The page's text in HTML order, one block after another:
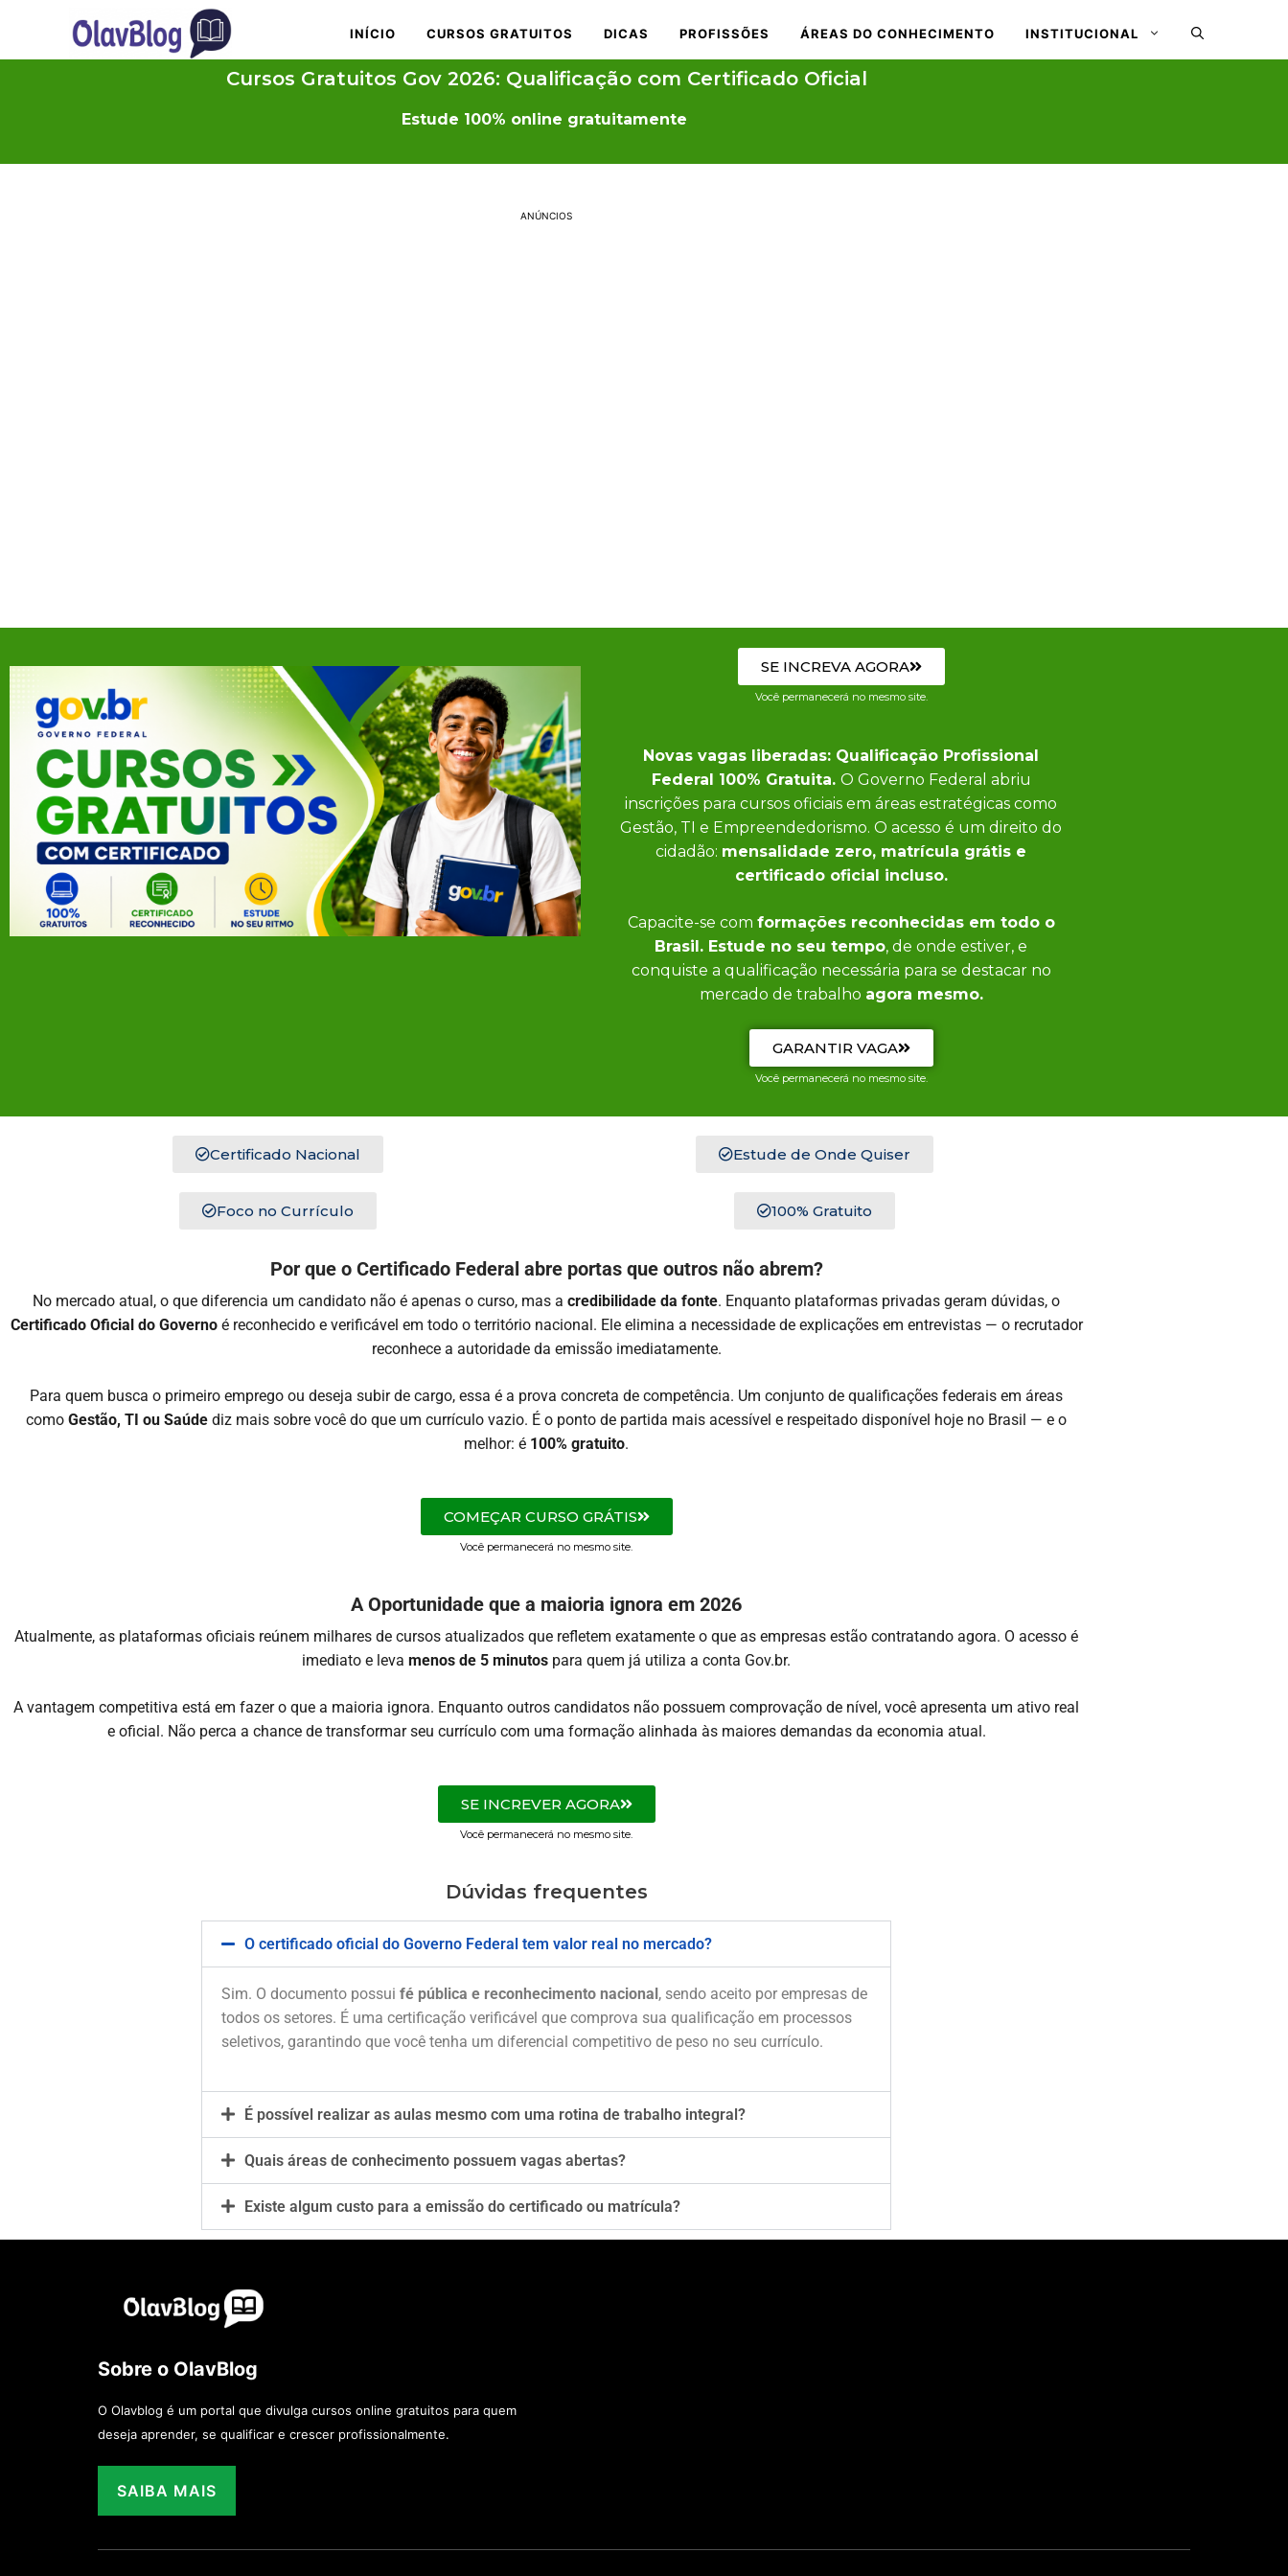
INÍCIO CURSOS GRATUITOS DICAS PROFISSÕES ÁREAS DO CONHECIMENTO INSTITUCIONAL
Cursos Gratuitos Gov 2026: Qualificação com Certificado Oficial
Estude 100% online gratuitamente
ANÚNCIOS
SE INCREVA AGORA
Você permanecerá no mesmo site.
Novas vagas liberadas: Qualificação Profissional
Federal 100% Gratuita. O Governo Federal abriu
inscrições para cursos oficiais em áreas estratégicas como
Gestão, TI e Empreendedorismo. O acesso é um direito do
cidadão: mensalidade zero, matrícula grátis e
certificado oficial incluso.
Capacite-se com formações reconhecidas em todo o
Brasil. Estude no seu tempo, de onde estiver, e
conquiste a qualificação necessária para se destacar no
mercado de trabalho agora mesmo.
GARANTIR VAGA
Você permanecerá no mesmo site.
Certificado Nacional Estude de Onde Quiser
Foco no Currículo 100% Gratuito
Por que o Certificado Federal abre portas que outros não abrem?
No mercado atual, o que diferencia um candidato não é apenas o curso, mas a credibilidade da fonte. Enquanto plataformas privadas geram dúvidas, o
Certificado Oficial do Governoé reconhecido e verificável em todo o território nacional. Ele elimina a necessidade de explicações em entrevistas — o recrutador
reconhece a autoridade da emissão imediatamente.
Para quem busca o primeiro emprego ou deseja subir de cargo, essa é a prova concreta de competência. Um conjunto de qualificações federais em áreas
como Gestão, TI ou Saúde diz mais sobre você do que um currículo vazio. É o ponto de partida mais acessível e respeitado disponível hoje no Brasil — e o
melhor: é 100% gratuito.
COMEÇAR CURSO GRÁTIS
Você permanecerá no mesmo site.
A Oportunidade que a maioria ignora em 2026
Atualmente, as plataformas oficiais reúnem milhares de cursos atualizados que refletem exatamente o que as empresas estão contratando agora. O acesso é
imediato e leva menos de 5 minutos para quem já utiliza a conta Gov.br.
A vantagem competitiva está em fazer o que a maioria ignora. Enquanto outros candidatos não possuem comprovação de nível, você apresenta um ativo real
e oficial. Não perca a chance de transformar seu currículo com uma formação alinhada às maiores demandas da economia atual.
SE INCREVER AGORA
Você permanecerá no mesmo site.
Dúvidas frequentes
O certificado oficial do Governo Federal tem valor real no mercado?
Sim. O documento possui fé pública e reconhecimento nacional, sendo aceito por empresas de
todos os setores. É uma certificação verificável que comprova sua qualificação em processos
seletivos, garantindo que você tenha um diferencial competitivo de peso no seu currículo.
É possível realizar as aulas mesmo com uma rotina de trabalho integral?
Quais áreas de conhecimento possuem vagas abertas?
Existe algum custo para a emissão do certificado ou matrícula?
Sobre o OlavBlog
O Olavblog é um portal que divulga cursos online gratuitos para quem
deseja aprender, se qualificar e crescer profissionalmente.
SAIBA MAIS